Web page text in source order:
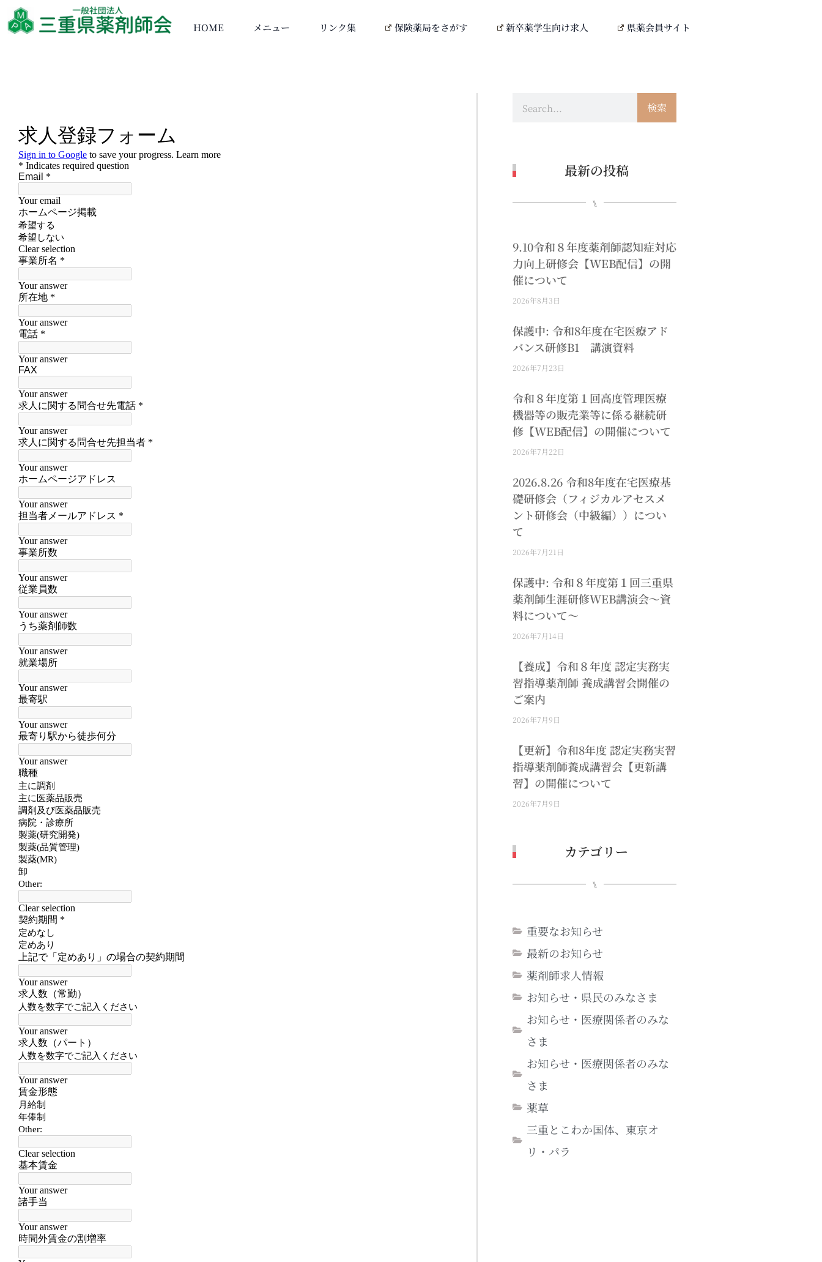
HOME メニュー リンク集 保険薬局をさがす 新卒薬学生向け求人 県薬会員サイト
検索
最新の投稿
⑊
9.10令和８年度薬剤師認知症対応
力向上研修会【WEB配信】の開
催について
2026年8月3日
保護中: 令和8年度在宅医療アド
バンス研修B1 講演資料
2026年7月23日
令和８年度第１回高度管理医療
機器等の販売業等に係る継続研
修【WEB配信】の開催について
2026年7月22日
2026.8.26 令和8年度在宅医療基
礎研修会（フィジカルアセスメ
ント研修会（中級編））につい
て
2026年7月21日
保護中: 令和８年度第１回三重県
薬剤師生涯研修WEB講演会～資
料について～
2026年7月14日
【養成】令和８年度 認定実務実
習指導薬剤師 養成講習会開催の
ご案内
2026年7月9日
【更新】令和8年度 認定実務実習
指導薬剤師養成講習会【更新講
習】の開催について
2026年7月9日
カテゴリー
⑊
重要なお知らせ
最新のお知らせ
薬剤師求人情報
お知らせ・県民のみなさま
お知らせ・医療関係者のみな
さま
お知らせ・医療関係者のみな
さま
薬草
三重とこわか国体、東京オ
リ・パラ